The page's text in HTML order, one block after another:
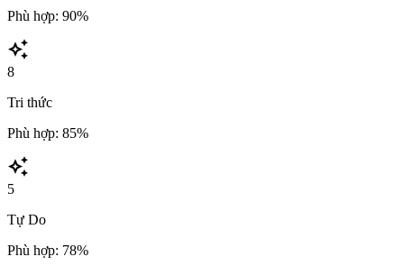
Phù hợp: 90%
auto_awesome
8
Tri thức
Phù hợp: 85%
auto_awesome
5
Tự Do
Phù hợp: 78%